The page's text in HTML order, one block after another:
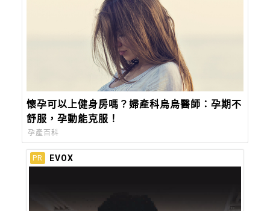
懷孕可以上健身房嗎？婦產科烏烏醫師：孕期不
舒服，孕動能克服！
孕產百科
PR EVOX